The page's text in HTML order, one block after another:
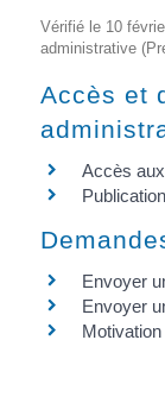
Vérifié le 10
administrative
Accès et
Accès
Envoyer
Envoyer